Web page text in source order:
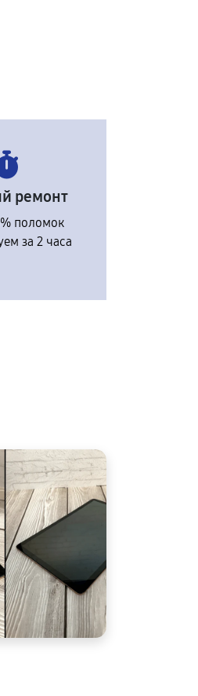
ремонт
поломок
за 2 часа